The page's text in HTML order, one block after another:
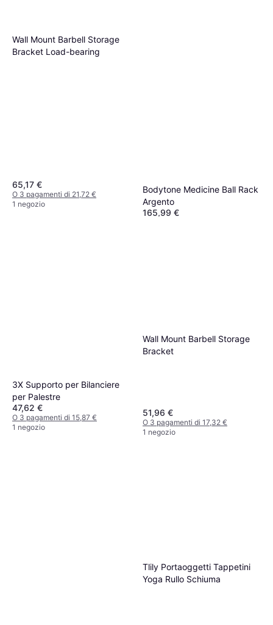
Wall Mount Barbell Storage
Bracket Load-bearing
65,17 €
O 3 pagamenti di 21,72 €
1 negozio
Bodytone Medicine Ball Rack
Argento
165,99 €
3X Supporto per Bilanciere
per Palestre
47,62 €
O 3 pagamenti di 15,87 €
1 negozio
Wall Mount Barbell Storage
Bracket
51,96 €
O 3 pagamenti di 17,32 €
1 negozio
Tlily Portaoggetti Tappetini
Yoga Rullo Schiuma